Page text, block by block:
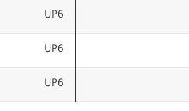
UP6
UP6
UP6